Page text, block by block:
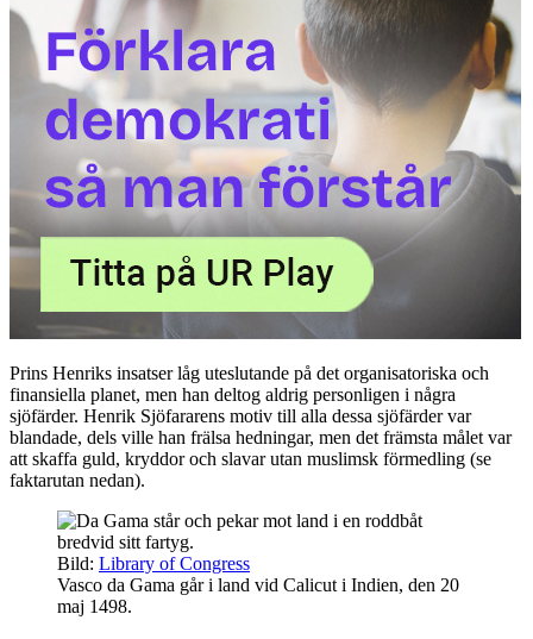
Prins Henriks insatser låg uteslutande på det organisatoriska och
finansiella planet, men han deltog aldrig personligen i några
sjöfärder. Henrik Sjöfararens motiv till alla dessa sjöfärder var
blandade, dels ville han frälsa hedningar, men det främsta målet var
att skaffa guld, kryddor och slavar utan muslimsk förmedling (se
faktarutan nedan).
Bild: Library of Congress
Vasco da Gama går i land vid Calicut i Indien, den 20
maj 1498.